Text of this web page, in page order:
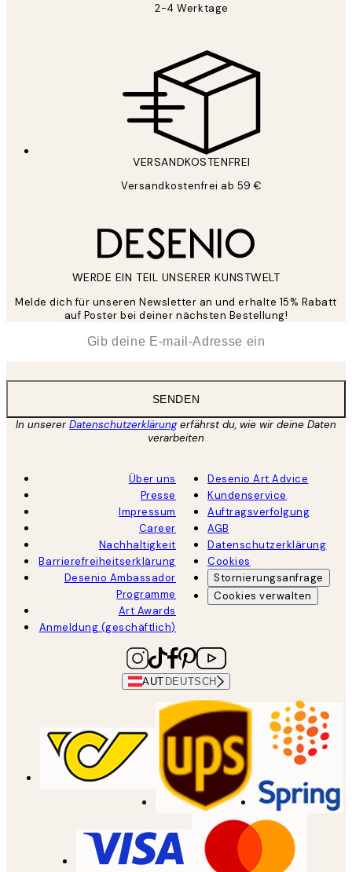
2-4 Werktage
VERSANDKOSTENFREI
Versandkostenfrei ab 59 €
WERDE EIN TEIL UNSERER KUNSTWELT
Melde dich für unseren Newsletter an und erhalte 15% Rabatt
auf Poster bei deiner nächsten Bestellung!
SENDEN
In unsererDatenschutzerklärungerfährst du, wie wir deine Daten
verarbeiten
Über uns
Presse
Impressum
Career
Nachhaltigkeit
Barrierefreiheitserklärung
Desenio Ambassador
Programme
Art Awards
Anmeldung (geschäftlich)
Desenio Art Advice
Kundenservice
Auftragsverfolgung
AGB
Datenschutzerklärung
Cookies
Stornierungsanfrage
Cookies verwalten
AUT DEUTSCH